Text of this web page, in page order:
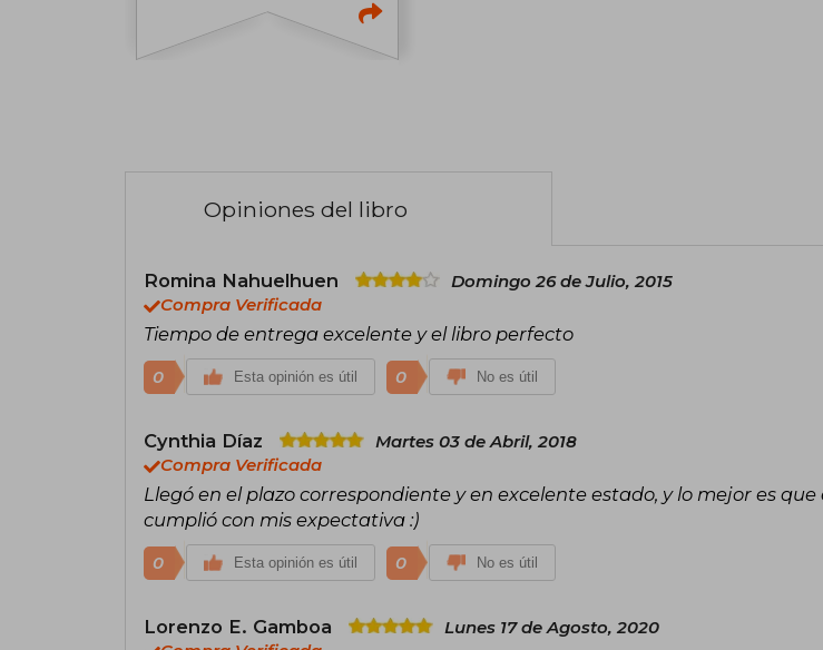
Opiniones del libro
Romina Nahuelhuen
Domingo 26 de Julio, 2015
Compra Verificada
Tiempo de entrega excelente y el libro perfecto
0 Esta opinión es útil 0 No es útil
Cynthia Díaz
Martes 03 de Abril, 2018
Compra Verificada
Llegó en el plazo correspondiente y en excelente estado, y lo mejor es
cumplió con mis expectativa :)
0 Esta opinión es útil 0 No es útil
Lorenzo E. Gamboa
Lunes 17 de Agosto, 2020